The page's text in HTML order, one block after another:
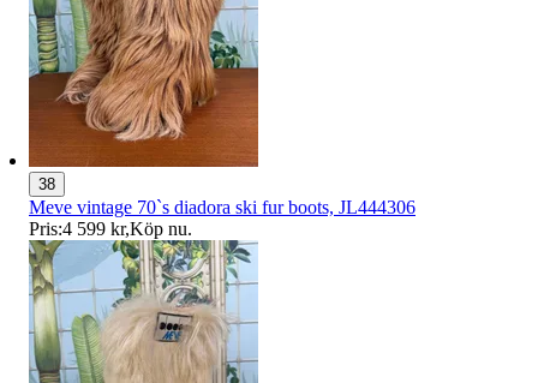
38
Meve vintage 70`s diadora ski fur boots, JL444306
Pris:4 599 kr,Köp nu.